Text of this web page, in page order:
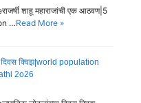
शाहू महाराजांची एक आठवण|5
…Read More »
क्विझ|world population
2o26